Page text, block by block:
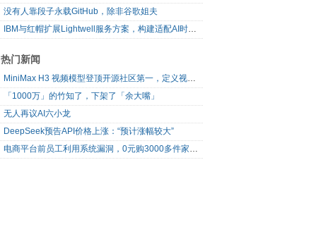
没有人靠段子永载GitHub，除非谷歌姐夫
IBM与红帽扩展Lightwell服务方案，构建适配AI时代开源生态的可信基础设施
热门新闻
MiniMax H3 视频模型登顶开源社区第一，定义视频模型领域“斩杀线”
「1000万」的竹知了，下架了「余大嘴」
无人再议AI六小龙
DeepSeek预告API价格上涨：“预计涨幅较大”
电商平台前员工利用系统漏洞，0元购3000多件家电！